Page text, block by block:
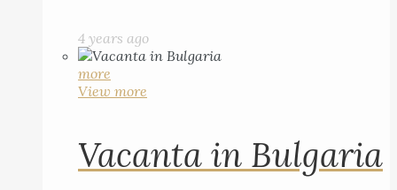
4 years ago
more
View more
Vacanta in Bulgaria